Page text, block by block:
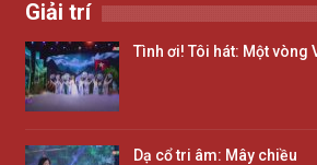
Giải trí
Tình ơi! Tôi hát: Một vòng
Dạ cổ tri âm: Mây chiều